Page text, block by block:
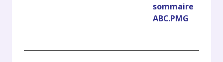
sommaire
ABC.PMG